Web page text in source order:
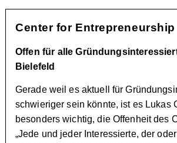
Center for Entrepreneurship
Offen für alle
Bielefeld
Gerade weil es aktuell für
schwieriger sein könnte, ist es Lukas
besonders wichtig, die Offenheit des
„Jede und jeder Interessierte, der